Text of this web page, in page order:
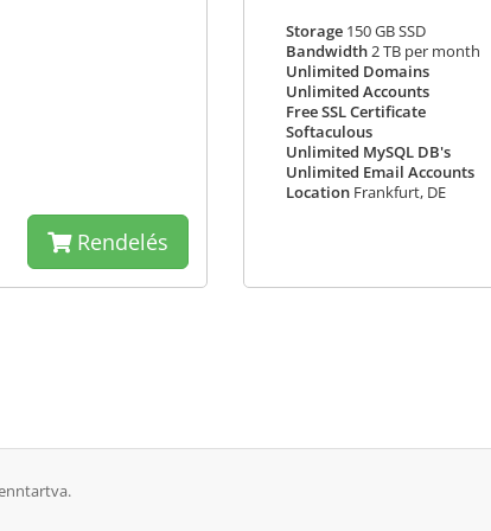
Rendelés
Storage 150 GB SSD
Bandwidth2 TB per month
Unlimited Domains
Unlimited Accounts
Free SSL Certificate
Softaculous
Unlimited MySQL DB's
Unlimited Email Accounts
Location Frankfurt, DE